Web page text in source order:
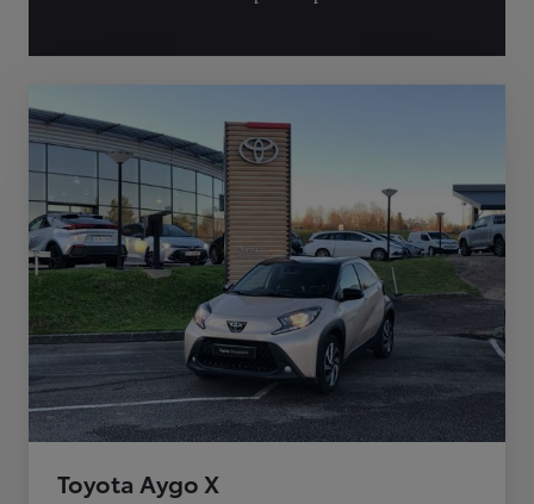
Toyota Aygo X